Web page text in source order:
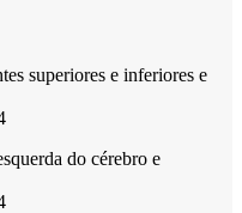
superiores e inferiores e
do cérebro e